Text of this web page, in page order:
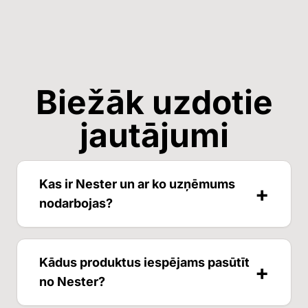
Biežāk uzdotie
jautājumi
Kas ir Nester un ar ko uzņēmums
nodarbojas?
+
Nester ir Latvijas uzņēmums, kas
specializējas dabīgā akmens, īpaši granīta,
Kādus produktus iespējams pasūtīt
no Nester?
+